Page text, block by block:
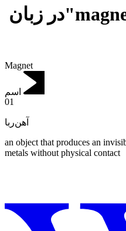
تعریف و معنی "magnet"در زبان
Magnet
اسم
01
آهن‌ربا
an object that produces an
metals without physical contact